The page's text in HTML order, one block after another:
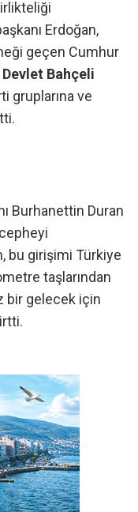
Erdoğan,
geçen Cumhur
Devlet Bahçeli
gruplarına ve
Burhanettin Duran
bu girişimi Türkiye
taşlarından
bir gelecek için